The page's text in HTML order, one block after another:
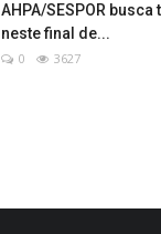
AHPA/SESPOR
neste final de...
0 3627